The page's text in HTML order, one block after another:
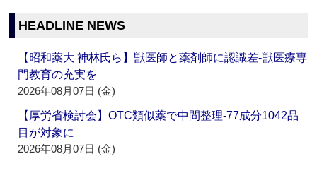
HEADLINE NEWS
【昭和薬大 神林氏ら】獣医師と薬剤師に認識差‐獣医療専
門教育の充実を
2026年08月07日 (金)
【厚労省検討会】OTC類似薬で中間整理‐77成分1042品
目が対象に
2026年08月07日 (金)